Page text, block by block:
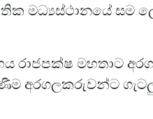
මධ්‍යස්ථානයේ සම
රාජපක්ෂ මහතාට
අරගලකරුවන්ට